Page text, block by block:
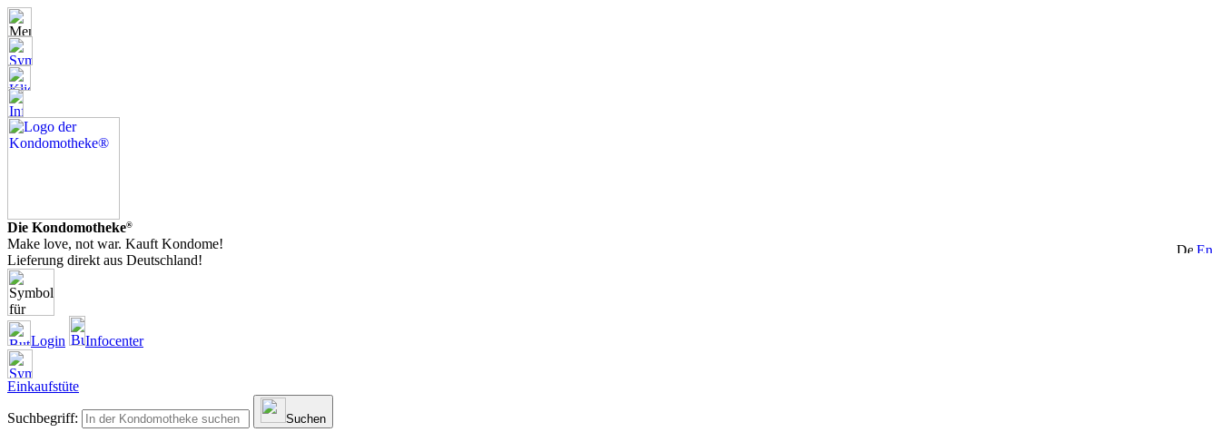
Die Kondomotheke®
Make love, not war. Kauft Kondome!
Lieferung direkt aus Deutschland!
Login Infocenter
Einkaufstüte
Suchbegriff: Suchen